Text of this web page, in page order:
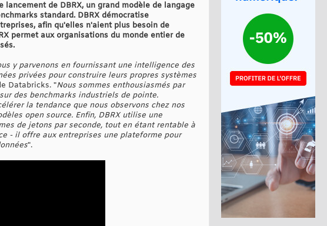
de DBRX, un grand modèle de langage
standard. DBRX démocratise
afin qu'elles n'aient plus besoin de
permet aux organisations du monde entier de
y parvenons en fournissant une intelligence des
privées pour construire leurs propres systèmes
Databricks. "Nous sommes enthousiasmés par
des benchmarks industriels de pointe.
la tendance que nous observons chez nos
open source. Enfin, DBRX utilise une
de jetons par seconde, tout en étant rentable à
- il offre aux entreprises une plateforme pour
".